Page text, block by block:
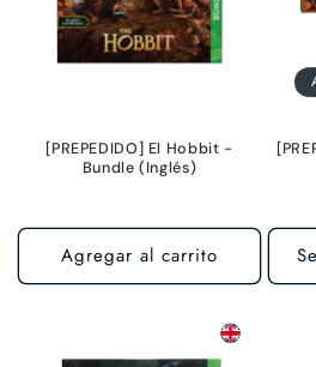
[PREPEDIDO] El Hobbit -
Bundle (Inglés)
Agregar al carrito